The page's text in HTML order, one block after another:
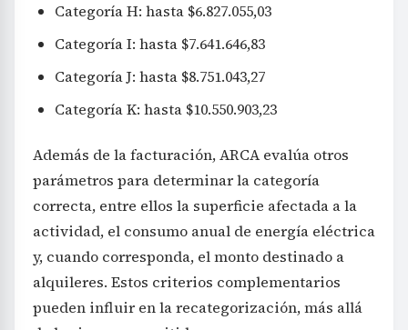
Categoría H: hasta $6.827.055,03
Categoría I: hasta $7.641.646,83
Categoría J: hasta $8.751.043,27
Categoría K: hasta $10.550.903,23
Además de la facturación, ARCA evalúa otros
parámetros para determinar la categoría
correcta, entre ellos la superficie afectada a la
actividad, el consumo anual de energía eléctrica
y, cuando corresponda, el monto destinado a
alquileres. Estos criterios complementarios
pueden influir en la recategorización, más allá